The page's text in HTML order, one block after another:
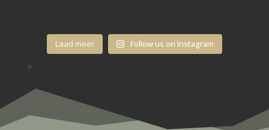
Laad meer Follow us on Instagram
>